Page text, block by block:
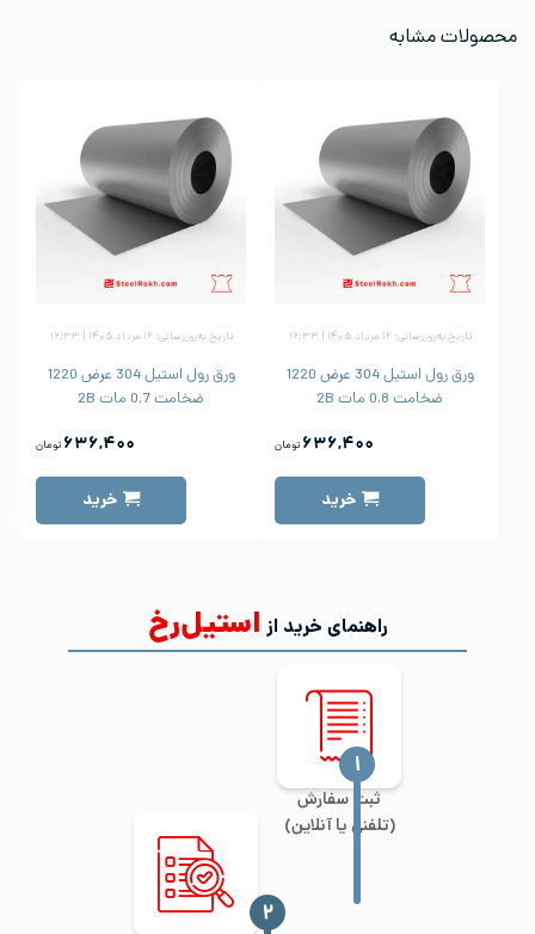
محصولات مشابه
تاریخ به‌روزرسانی: ۱۲ مرداد ۱۴۰۵ | ۱۶:۳۳
ورق رول استیل 304 عرض 1220
ضخامت 0.8 مات 2B
۶۳۶,۴۰۰ تومان
خرید
تاریخ به‌روزرسانی: ۱۲ مرداد ۱۴۰۵ | ۱۶:۳۳
ورق رول استیل 304 عرض 1220
ضخامت 0.7 مات 2B
۶۳۶,۴۰۰ تومان
خرید
راهنمای خرید از استیل‌رخ
ثبت سفارش
(تلفنی یا آنلاین)
‍۱
‍۲